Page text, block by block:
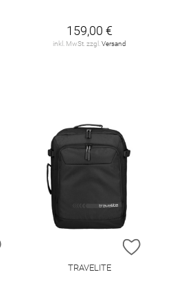
159,00 €
inkl. MwSt. zzgl.Versand
ZUR WUNSCHLISTE HINZUFÜGEN
ZUR
TRAVELITE